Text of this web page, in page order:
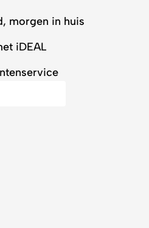
morgen in huis
iDEAL